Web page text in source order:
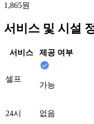
1,865원
서비스 및 시설
서비스 제공 여부
셀프
가능
24시 없음